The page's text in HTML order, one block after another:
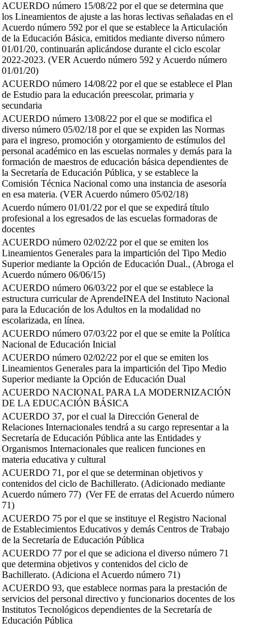
ACUERDO número 15/08/22 por el que se determina que
los Lineamientos de ajuste a las horas lectivas señaladas en el
Acuerdo número 592 por el que se establece la Articulación
de la Educación Básica, emitidos mediante diverso número
01/01/20, continuarán aplicándose durante el ciclo escolar
2022-2023. (VER Acuerdo número 592 y Acuerdo número
01/01/20)
ACUERDO número 14/08/22 por el que se establece el Plan
de Estudio para la educación preescolar, primaria y
secundaria
ACUERDO número 13/08/22 por el que se modifica el
diverso número 05/02/18 por el que se expiden las Normas
para el ingreso, promoción y otorgamiento de estímulos del
personal académico en las escuelas normales y demás para la
formación de maestros de educación básica dependientes de
la Secretaría de Educación Pública, y se establece la
Comisión Técnica Nacional como una instancia de asesoría
en esa materia. (VER Acuerdo número 05/02/18)
Acuerdo número 01/01/22 por el que se expedirá título
profesional a los egresados de las escuelas formadoras de
docentes
ACUERDO número 02/02/22 por el que se emiten los
Lineamientos Generales para la impartición del Tipo Medio
Superior mediante la Opción de Educación Dual., (Abroga el
Acuerdo número 06/06/15)
ACUERDO número 06/03/22 por el que se establece la
estructura curricular de AprendeINEA del Instituto Nacional
para la Educación de los Adultos en la modalidad no
escolarizada, en línea.
ACUERDO número 07/03/22 por el que se emite la Política
Nacional de Educación Inicial
ACUERDO número 02/02/22 por el que se emiten los
Lineamientos Generales para la impartición del Tipo Medio
Superior mediante la Opción de Educación Dual
ACUERDO NACIONAL PARA LA MODERNIZACIÓN
DE LA EDUCACIÓN BÁSICA
ACUERDO 37, por el cual la Dirección General de
Relaciones Internacionales tendrá a su cargo representar a la
Secretaría de Educación Pública ante las Entidades y
Organismos Internacionales que realicen funciones en
materia educativa y cultural
ACUERDO 71, por el que se determinan objetivos y
contenidos del ciclo de Bachillerato. (Adicionado mediante
Acuerdo número 77) (Ver FE de erratas del Acuerdo número
71)
ACUERDO 75 por el que se instituye el Registro Nacional
de Establecimientos Educativos y demás Centros de Trabajo
de la Secretaría de Educación Pública
ACUERDO 77 por el que se adiciona el diverso número 71
que determina objetivos y contenidos del ciclo de
Bachillerato. (Adiciona el Acuerdo número 71)
ACUERDO 93, que establece normas para la prestación de
servicios del personal directivo y funcionarios docentes de los
Institutos Tecnológicos dependientes de la Secretaría de
Educación Pública